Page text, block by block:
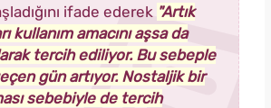
ifade ederek "Artık
kullanım amacını aşsa da
tercih ediliyor. Bu sebeple
gün artıyor. Nostaljik bir
sebebiyle de tercih